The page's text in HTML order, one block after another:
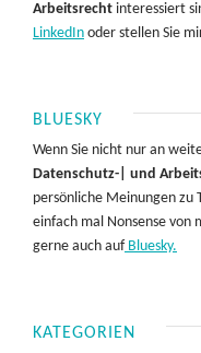
Arbeitsrecht interessiert
LinkedIn oder stellen Sie
BLUESKY
Wenn Sie nicht nur an
Datenschutz-| und
persönliche Meinungen zu
einfach mal Nonsense von
gerne auch aufBluesky.
KATEGORIEN